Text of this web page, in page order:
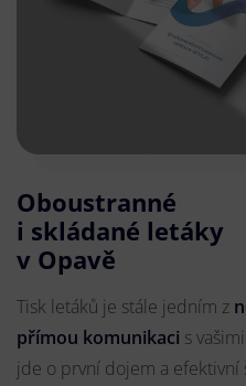
Oboustranné
i skládané letáky
v Opavě
Tisk letáků je stále jedním z
přímou komunikaci s
jde o první dojem a